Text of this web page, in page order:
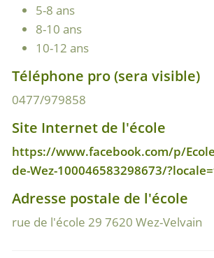
5-8 ans
8-10 ans
10-12 ans
Téléphone pro (sera visible)
0477/979858
Site Internet de l'école
https://www.facebook.com/p/
de-Wez-100046583298673/
Adresse postale de l'école
rue de l'école 29 7620 Wez-Velvain